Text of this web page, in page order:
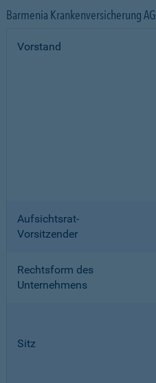
Barmenia Krankenversicherung AG
Vorstand
Aufsichtsrat-
Vorsitzender
Rechtsform des
Unternehmens
Sitz